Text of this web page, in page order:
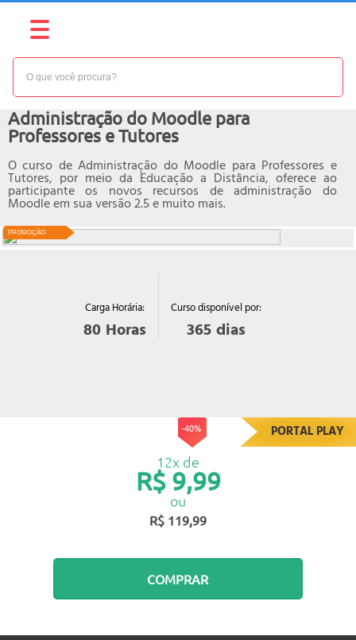
PROMOÇÃO
Carga Horária:
80 Horas
Curso disponível por:
365 dias
NÍVEL: AVANÇADO
Administração do Moodle para
Professores e Tutores
O curso de Administração do Moodle para Professores e
Tutores, por meio da Educação a Distância, oferece ao
participante os novos recursos de administração do
Moodle em sua versão 2.5 e muito mais.
-40% PORTAL PLAY
R$ 119,99
12x de
R$ 9,99
ou
COMPRAR